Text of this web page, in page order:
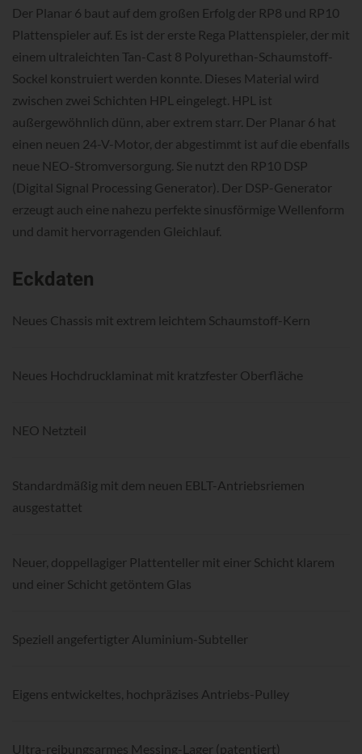
Der Planar 6 baut auf dem großen Erfolg der RP8 und RP10
Plattenspieler auf. Es ist der erste Rega Plattenspieler, der mit
einem ultraleichten Tan-Cast 8 Polyurethan-Schaumstoff-
Sockel konstruiert werden konnte. Dieses Material wird
zwischen zwei Schichten HPL eingelegt. HPL ist
außergewöhnlich dünn, aber extrem starr. Der Planar 6 hat
einen neuen 24-V-Motor, der abgestimmt ist auf die ebenfalls
neue NEO-Stromversorgung. Sie nutzt den RP10 DSP
(Digital Signal Processing Generator). Der DSP-Generator
erzeugt auch eine nahezu perfekte sinusförmige Wellenform
und damit hervorragenden Gleichlauf.
Eckdaten
Neues Chassis mit extrem leichtem Schaumstoff-Kern
Neues Hochdrucklaminat mit kratzfester Oberfläche
NEO Netzteil
Standardmäßig mit dem neuen EBLT-Antriebsriemen
ausgestattet
Neuer, doppellagiger Plattenteller mit einer Schicht klarem
und einer Schicht getöntem Glas
Speziell angefertigter Aluminium-Subteller
Eigens entwickeltes, hochpräzises Antriebs-Pulley
Ultra-reibungsarmes Messing-Lager (patentiert)